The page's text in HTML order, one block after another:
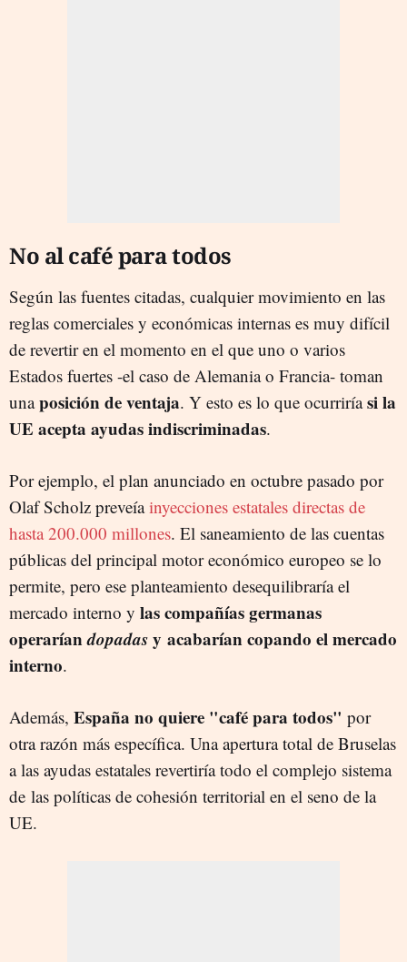
No al café para todos
Según las fuentes citadas, cualquier movimiento en las
reglas comerciales y económicas internas es muy difícil
de revertir en el momento en el que uno o varios
Estados fuertes -el caso de Alemania o Francia- toman
unaposición de ventaja. Y esto es lo que ocurriríasi la
UE acepta ayudas indiscriminadas.
Por ejemplo, el plan anunciado en octubre pasado por
Olaf Scholz preveíainyecciones estatales directas de
hasta 200.000 millones. El saneamiento de las cuentas
públicas del principal motor económico europeo se lo
permite, pero ese planteamiento desequilibraría el
mercado interno y las compañías germanas
operaríandopadasy acabarían copando el mercado
interno.
Además, España no quiere "café para todos" por
otra razón más específica. Una apertura total de Bruselas
a las ayudas estatales revertiría todo el complejo sistema
de las políticas de cohesión territorial en el seno de la
UE.